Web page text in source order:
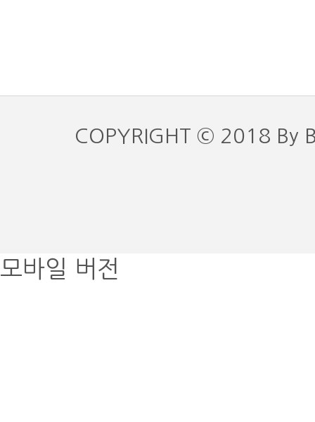
COPYRIGHT © 2018 By
모바일 버전